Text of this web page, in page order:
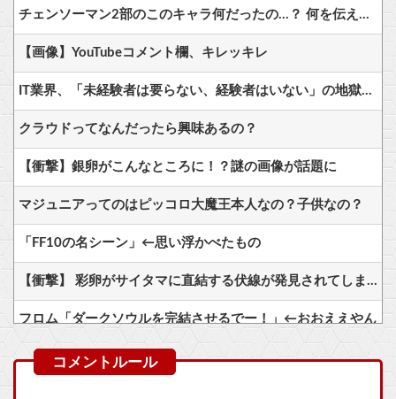
チェンソーマン2部のこのキャラ何だったの…？ 何を伝えたいキャラだったの…？
【画像】YouTubeコメント欄、キレッキレ
IT業界、「未経験者は要らない、経験者はいない」の地獄絵図にwww
クラウドってなんだったら興味あるの？
【衝撃】銀卵がこんなところに！？謎の画像が話題に
マジュニアってのはピッコロ大魔王本人なの？子供なの？
「FF10の名シーン」←思い浮かべたもの
【衝撃】 彩卵がサイタマに直結する伏線が発見されてしまうｗｗｗ
フロム「ダークソウルを完結させるでー！」←おおええやん
【ナイトレイン】 装備付帯おごりまくっても一切お返しや協力する気がないプレイヤーいるけど…